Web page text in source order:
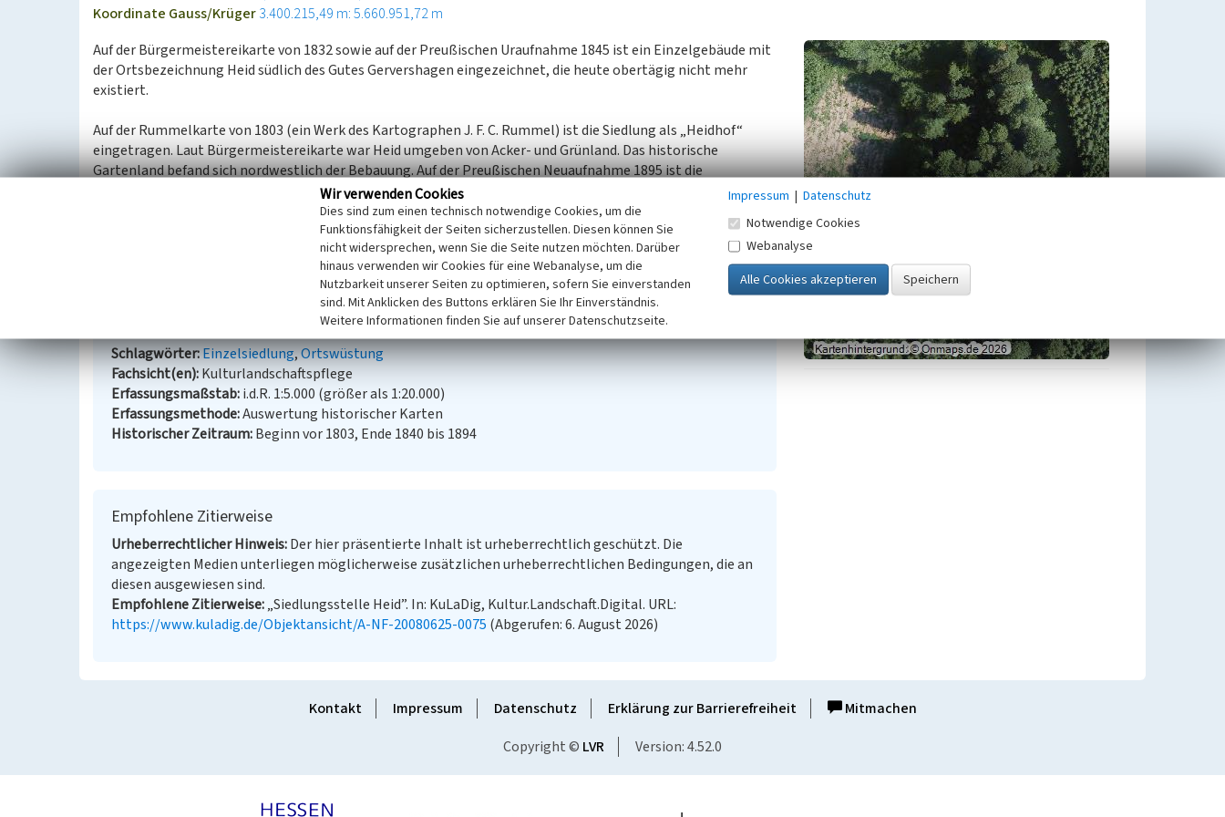
Koordinate Gauss/Krüger3.400.215,49 m: 5.660.951,72 m
Auf der Bürgermeistereikarte von 1832 sowie auf der Preußischen Uraufnahme 1845 ist ein Einzelgebäude mit
der Ortsbezeichnung Heid südlich des Gutes Gervershagen eingezeichnet, die heute obertägig nicht mehr
existiert.
Auf der Rummelkarte von 1803 (ein Werk des Kartographen J. F. C. Rummel) ist die Siedlung als „Heidhof“
eingetragen. Laut Bürgermeistereikarte war Heid umgeben von Acker- und Grünland. Das historische
Gartenland befand sich nordwestlich der Bebauung. Auf der Preußischen Neuaufnahme 1895 ist die
Siedlungsstelle nicht mehr eingezeichnet, sondern der gesamte Bereich ist mit Wald bestanden und somit
Demzufolge muss die Aufgabe des Hofes in der zweiten Hälfte des 19. Jahrhunderts erfolgt sein.
Schlagwörter Einzelsiedlung Ortswüstung
Fachsicht(en) Kulturlandschaftspflege
Erfassungsmaßstab i.d.R. 1:5.000 (größer als 1:20.000)
Erfassungsmethode Auswertung historischer Karten
Historischer Zeitraum Beginn vor 1803, Ende 1840 bis 1894
Empfohlene Zitierweise
Urheberrechtlicher Hinweis Der hier präsentierte Inhalt ist urheberrechtlich geschützt. Die
angezeigten Medien unterliegen möglicherweise zusätzlichen urheberrechtlichen Bedingungen, die an
diesen ausgewiesen sind.
Empfohlene Zitierweise „Siedlungsstelle Heid”. In: KuLaDig, Kultur.Landschaft.Digital. URL:
https://www.kuladig.de/Objektansicht/A-NF-20080625-0075 (Abgerufen: 6. August 2026)
Kontakt Impressum Datenschutz Erklärung zur Barrierefreiheit
Mitmachen
Copyright © LVR Version: 4.52.0
Wir verwenden Cookies
Dies sind zum einen technisch notwendige Cookies, um die
Funktionsfähigkeit der Seiten sicherzustellen. Diesen können Sie
nicht widersprechen, wenn Sie die Seite nutzen möchten. Darüber
hinaus verwenden wir Cookies für eine Webanalyse, um die
Nutzbarkeit unserer Seiten zu optimieren, sofern Sie einverstanden
sind. Mit Anklicken des Buttons erklären Sie Ihr Einverständnis.
Weitere Informationen finden Sie auf unserer Datenschutzseite.
Impressum | Datenschutz
Notwendige Cookies
Webanalyse